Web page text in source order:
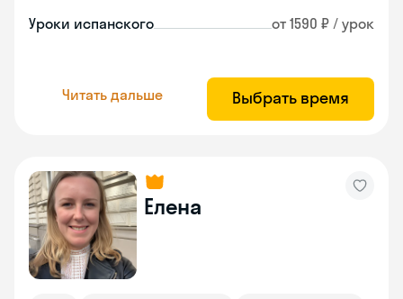
Уроки испанского от 1590 ₽ / урок
Читать дальше Выбрать время
Елена